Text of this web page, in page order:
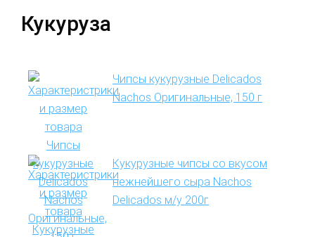
Кукуруза
Чипсы кукурузные Delicados
Nachos Оригинальные, 150 г
Кукурузные чипсы со вкусом
нежнейшего сыра Nachos
Delicados м/у 200г